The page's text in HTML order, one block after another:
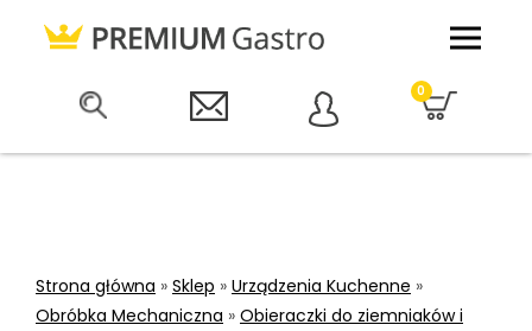
0
Strona główna » Sklep » Urządzenia Kuchenne »
Obróbka Mechaniczna » Obieraczki do ziemniaków i